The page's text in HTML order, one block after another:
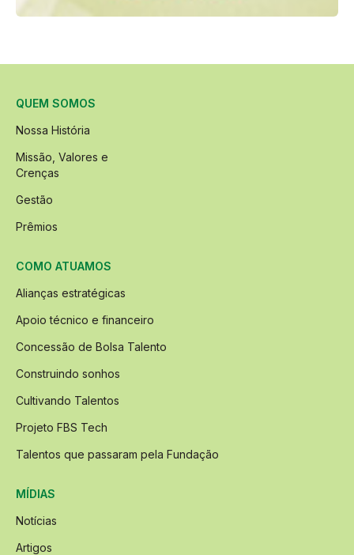
QUEM SOMOS
Nossa História
Missão, Valores e
Crenças
Gestão
Prêmios
COMO ATUAMOS
Alianças estratégicas
Apoio técnico e financeiro
Concessão de Bolsa Talento
Construindo sonhos
Cultivando Talentos
Projeto FBS Tech
Talentos que passaram pela Fundação
MÍDIAS
Notícias
Artigos